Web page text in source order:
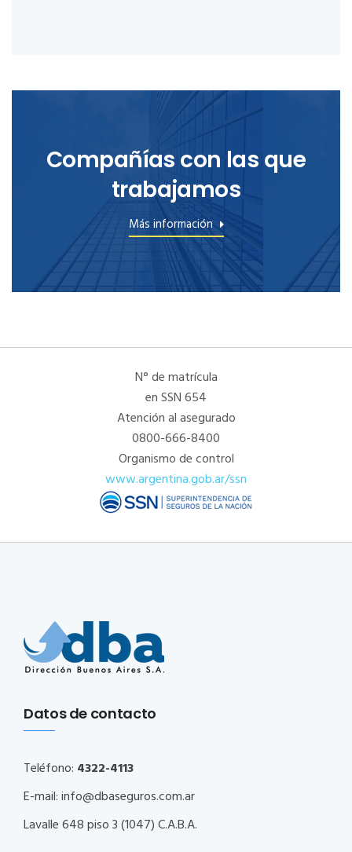
Compañías con las que
trabajamos
Más información
N° de matrícula
en SSN 654
Atención al asegurado
0800-666-8400
Organismo de control
www.argentina.gob.ar/ssn
Datos de contacto
Teléfono: 4322-4113
E-mail:info@dbaseguros.com.ar
Lavalle 648 piso 3 (1047) C.A.B.A.